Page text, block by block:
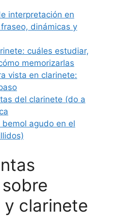
interpretación en
dinámicas y
cuáles estudiar,
memorizarlas
vista en clarinete:
del clarinete (do a
agudo en el
y clarinete